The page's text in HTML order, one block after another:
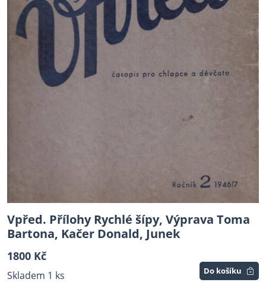
Vpřed. Přílohy Rychlé šípy, Výprava Toma
Bartona, Kačer Donald, Junek
1800 Kč
Skladem 1 ks Do košíku